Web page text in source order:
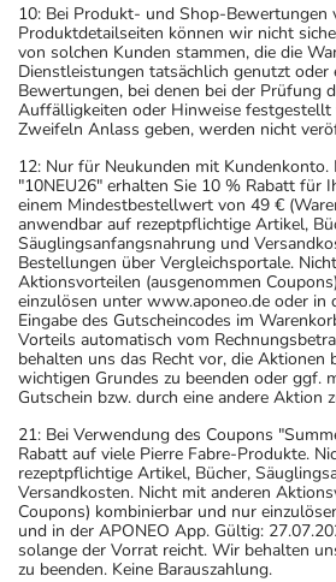
10: Bei Produkt- und Shop-Bewertungen
Produktdetailseiten können wir nicht
von solchen Kunden stammen, die die
Dienstleistungen tatsächlich genutzt oder
Bewertungen, bei denen bei der Prüfung
Auffälligkeiten oder Hinweise festgestellt
Zweifeln Anlass geben, werden nicht
12: Nur für Neukunden mit Kundenkonto.
"10NEU26" erhalten Sie 10 % Rabatt für
einem Mindestbestellwert von 49 €
anwendbar auf rezeptpflichtige Artikel,
Säuglingsanfangsnahrung und
Bestellungen über Vergleichsportale.
Aktionsvorteilen (ausgenommen
einzulösen unter www.aponeo.de oder in
Eingabe des Gutscheincodes im
Vorteils automatisch vom
behalten uns das Recht vor, die Aktionen
wichtigen Grundes zu beenden oder ggf.
Gutschein bzw. durch eine andere Aktion
21: Bei Verwendung des Coupons
Rabatt auf viele Pierre Fabre-Produkte.
rezeptpflichtige Artikel, Bücher,
Versandkosten. Nicht mit anderen
Coupons) kombinierbar und nur
und in der APONEO App. Gültig:
solange der Vorrat reicht. Wir behalten
zu beenden. Keine Barauszahlung.